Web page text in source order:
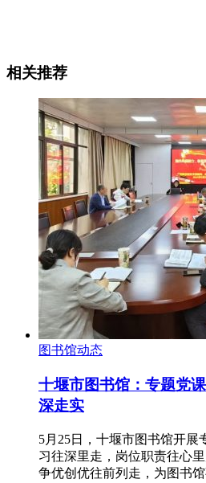
相关推荐
图书馆动态
十堰市图书馆：专题党
深走实
5月25日，十堰市图书馆开展
习往深里走，岗位职责往心
争优创优往前列走，为图书